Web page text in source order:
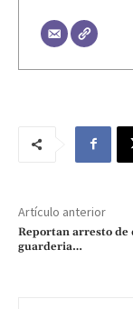
Artículo anterior
Reportan arresto de
guarderia…